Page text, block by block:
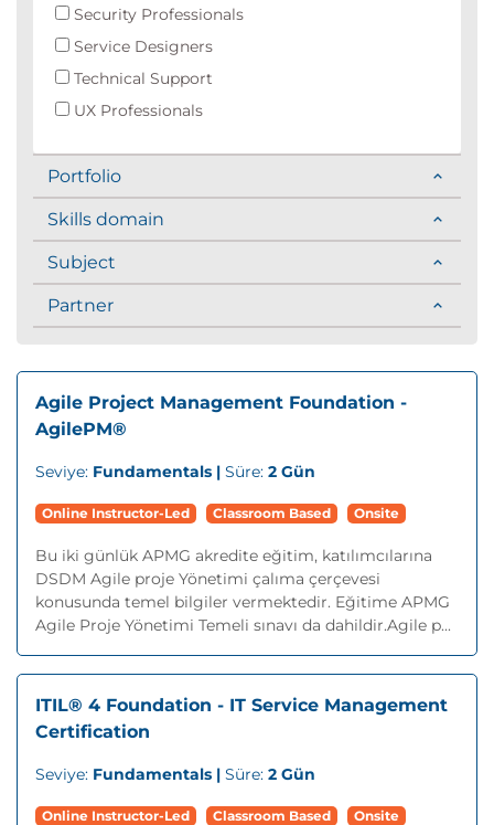
Security Professionals
Service Designers
Technical Support
UX Professionals
Portfolio
Skills domain
Subject
Partner
Agile Project Management Foundation -
AgilePM®
Seviye: Fundamentals | Süre: 2 Gün
Online Instructor-Led Classroom Based Onsite
Bu iki günlük APMG akredite eğitim, katılımcılarına
DSDM Agile proje Yönetimi çalıma çerçevesi
konusunda temel bilgiler vermektedir. Eğitime APMG
Agile Proje Yönetimi Temeli sınavı da dahildir.Agile p...
ITIL® 4 Foundation - IT Service Management
Certification
Seviye: Fundamentals | Süre: 2 Gün
Online Instructor-Led Classroom Based Onsite